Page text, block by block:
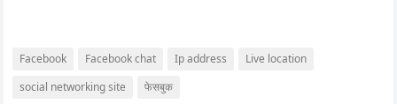
Facebook Facebook chat Ip address
Live location
social networking site
फेसबुक